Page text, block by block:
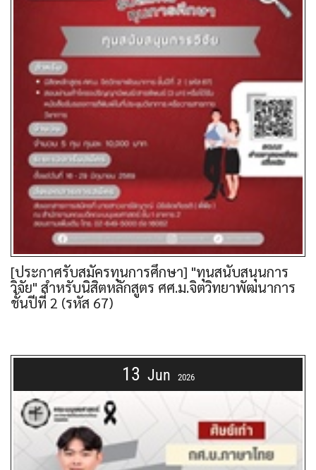
[ประกาศรับสมัครทุนการศึกษา] "ทุนสนับสนุนการ
วิจัย" สำหรับนิสิตหลักสูตร ศศ.ม.จิตวิทยาพัฒนาการ
ชั้นปีที่ 2 (รหัส 67)
13 Jun 2026